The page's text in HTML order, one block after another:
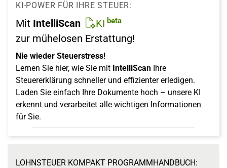
KI-POWER FÜR IHRE STEUER:
Mit IntelliScan KI beta
zur mühelosen Erstattung!
Nie wieder Steuerstress!
Lernen Sie hier, wie Sie mit IntelliScan Ihre
Steuererklärung schneller und effizienter erledigen.
Laden Sie einfach Ihre Dokumente hoch – unsere KI
erkennt und verarbeitet alle wichtigen Informationen
für Sie.
LOHNSTEUER KOMPAKT PROGRAMMHANDBUCH: